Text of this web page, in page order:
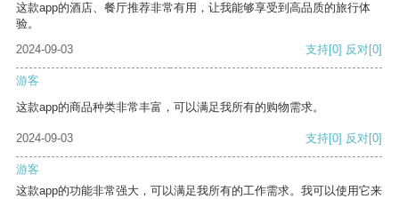
这款app的酒店、餐厅推荐非常有用，让我能够享受到高品质的旅行体
验。
2024-09-03
支持[0] 反对[0]
游客
这款app的商品种类非常丰富，可以满足我所有的购物需求。
2024-09-03 支持[0] 反对[0]
游客
这款app的功能非常强大，可以满足我所有的工作需求。我可以使用它来